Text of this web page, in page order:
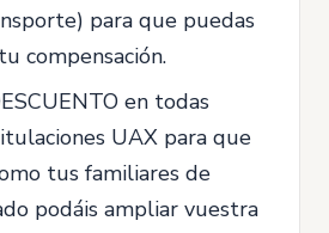
para que puedas
compensación.
en todas
UAX para que
tus familiares de
podáis ampliar vuestra